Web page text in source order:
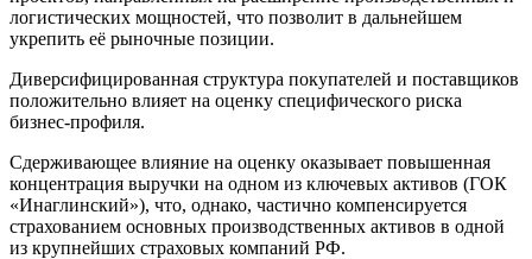
логистических мощностей, что позволит в дальнейшем
укрепить её рыночные позиции.
Диверсифицированная структура покупателей и поставщиков
положительно влияет на оценку специфического риска
бизнес-профиля.
Сдерживающее влияние на оценку оказывает повышенная
концентрация выручки на одном из ключевых активов (ГОК
«Инаглинский»), что, однако, частично компенсируется
страхованием основных производственных активов в одной
из крупнейших страховых компаний РФ.